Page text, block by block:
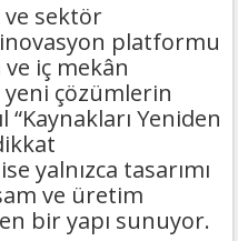
ve sektör
platformu
iç mekân
çözümlerin
“Kaynakları Yeniden
yalnızca tasarımı
ve üretim
bir yapı sunuyor.